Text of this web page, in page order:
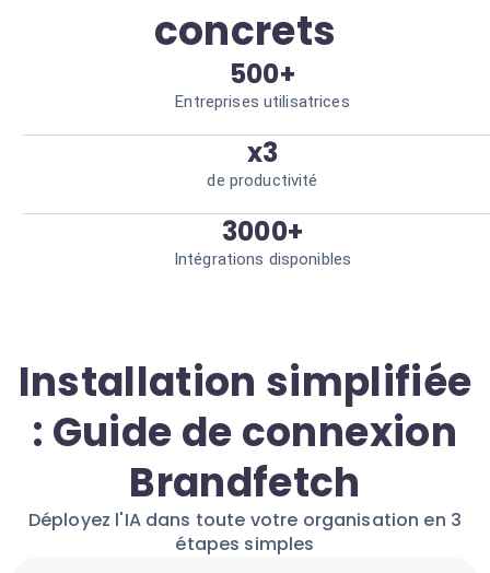
concrets
500+
Entreprises utilisatrices
x3
de productivité
3000+
Intégrations disponibles
Installation simplifiée
: Guide de connexion
Brandfetch
Déployez l'IA dans toute votre organisation en 3
étapes simples